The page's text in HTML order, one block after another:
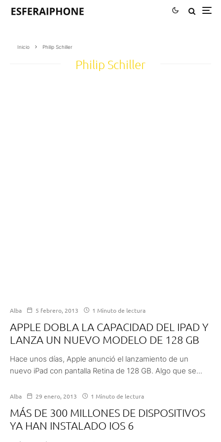
Inicio Philip Schiller
Philip Schiller
Alba 5 febrero, 2013 1 Minuto de lectura
APPLE DOBLA LA CAPACIDAD DEL IPAD Y
LANZA UN NUEVO MODELO DE 128 GB
Hace unos días, Apple anunció el lanzamiento de un
nuevo iPad con pantalla Retina de 128 GB. Algo que se...
Alba 29 enero, 2013 1 Minuto de lectura
MÁS DE 300 MILLONES DE DISPOSITIVOS
YA HAN INSTALADO IOS 6